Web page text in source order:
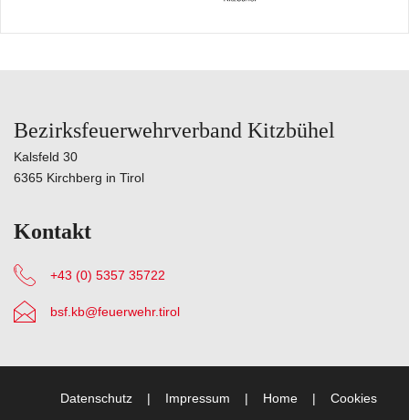
Bezirksfeuerwehrverband Kitzbühel
Kalsfeld 30
6365 Kirchberg in Tirol
Kontakt
+43 (0) 5357 35722
bsf.kb@feuerwehr.tirol
Datenschutz Impressum Home Cookies